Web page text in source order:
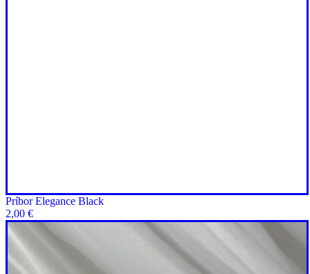
Príbor Elegance Black
2,00 €